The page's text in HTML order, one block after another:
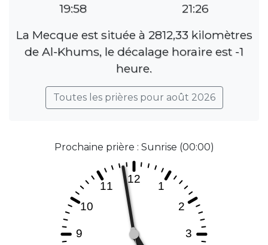
19:58
21:26
La Mecque est située à 2812,33 kilomètres
de Al-Khums, le décalage horaire est -1
heure.
Toutes les prières pour août 2026
Prochaine prière : Sunrise (00:00)